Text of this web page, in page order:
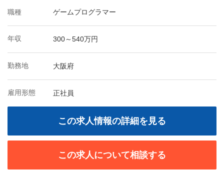
職種 ゲームプログラマー
年収 300～540万円
勤務地 大阪府
雇用形態 正社員
この求人情報の詳細を見る
この求人について相談する